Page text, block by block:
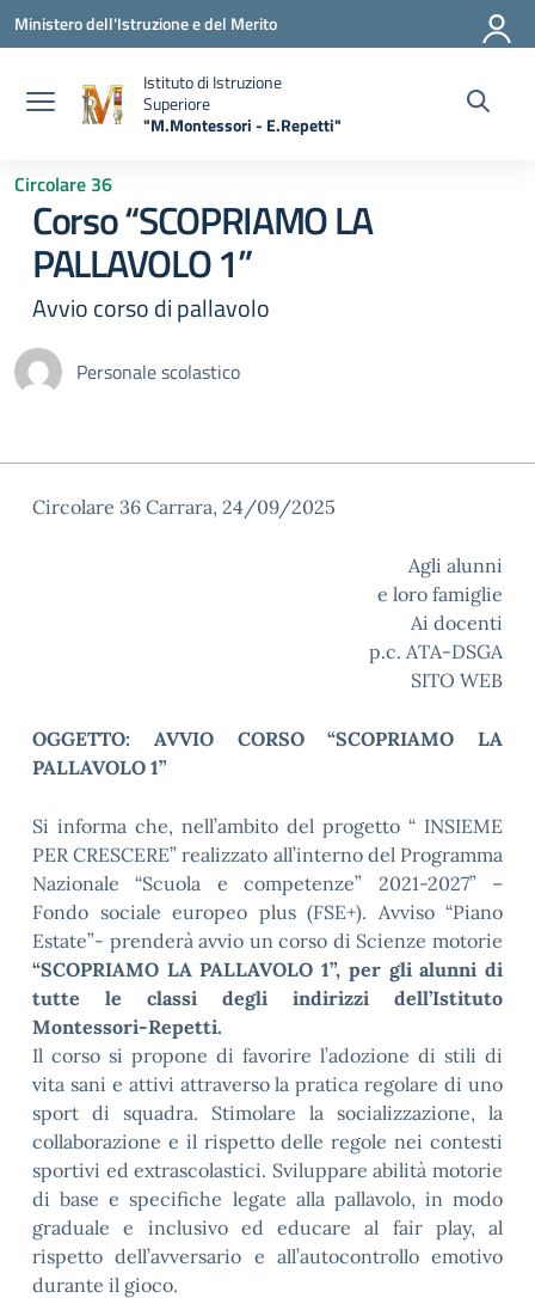
Vai ai contenuti
Vai al menu di navigazione
Vai al footer
Ministero dell'Istruzione e del Merito
Istituto di Istruzione
Superiore
"M.Montessori - E.Repetti"
Circolare 36
Corso “SCOPRIAMO LA
PALLAVOLO 1”
Avvio corso di pallavolo
Personale scolastico
Circolare 36 Carrara, 24/09/2025
Agli alunni
e loro famiglie
Ai docenti
p.c. ATA-DSGA
SITO WEB
OGGETTO: AVVIO CORSO “SCOPRIAMO LA
PALLAVOLO 1”
Si informa che, nell’ambito del progetto “ INSIEME
PER CRESCERE” realizzato all’interno del Programma
Nazionale “Scuola e competenze” 2021-2027” –
Fondo sociale europeo plus (FSE+). Avviso “Piano
Estate”- prenderà avvio un corso di Scienze motorie
“SCOPRIAMO LA PALLAVOLO 1”, per gli alunni di
tutte le classi degli indirizzi dell’Istituto
Montessori-Repetti.
Il corso si propone di favorire l’adozione di stili di
vita sani e attivi attraverso la pratica regolare di uno
sport di squadra. Stimolare la socializzazione, la
collaborazione e il rispetto delle regole nei contesti
sportivi ed extrascolastici. Sviluppare abilità motorie
di base e specifiche legate alla pallavolo, in modo
graduale e inclusivo ed educare al fair play, al
rispetto dell’avversario e all’autocontrollo emotivo
durante il gioco.